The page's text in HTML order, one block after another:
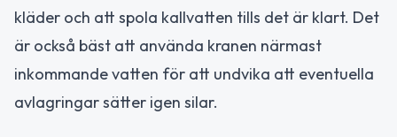
kläder och att spola kallvatten tills det är klart. Det
är också bäst att använda kranen närmast
inkommande vatten för att undvika att eventuella
avlagringar sätter igen silar.